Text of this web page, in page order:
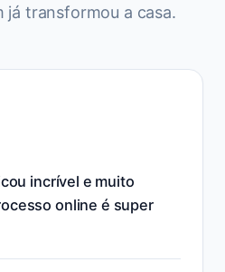
já transformou a casa.
da cozinha e otimizaram
Salvou minha obra!"